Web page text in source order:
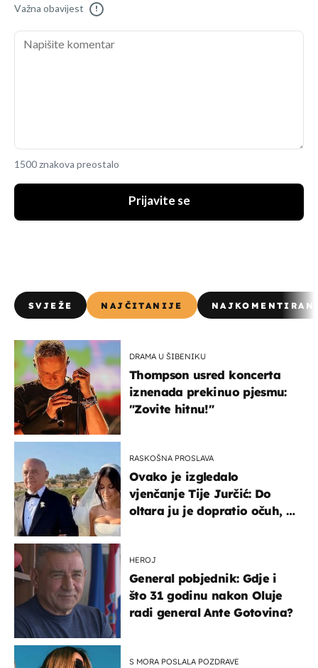
Važna obavijest !
1500 znakova preostalo
Prijavite se
SVJEŽE NAJČITANIJE
DRAMA U ŠIBENIKU
Thompson usred koncerta
iznenada prekinuo pjesmu:
"Zovite hitnu!"
RASKOŠNA PROSLAVA
Ovako je izgledalo
vjenčanje Tije Jurčić: Do
oltara ju je dopratio očuh, a
HEROJ
General pobjednik: Gdje i
što 31 godinu nakon Oluje
radi general Ante Gotovina?
S MORA POSLALA POZDRAVE